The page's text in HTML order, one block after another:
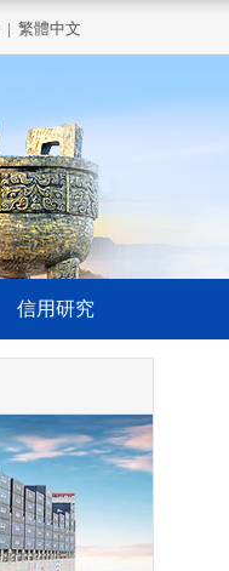
| 繁體中文
信用研究